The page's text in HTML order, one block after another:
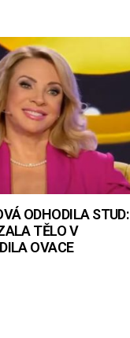
ODHODILA STUD:
TĚLO V
OVACE